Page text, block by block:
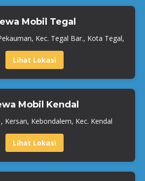
Mobil Tegal
Kec. Tegal Bar., Kota Tegal,
Lihat Lokasi
Mobil Kendal
Kersan, Kebondalem, Kec. Kendal
Lihat Lokasi